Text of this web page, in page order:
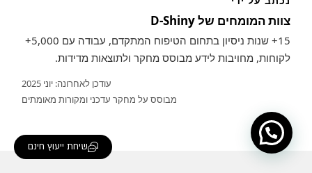
צוות המומחים של D-Shiny
15+ שנות ניסיון בתחום הטיפוח המתקדם, עבודה עם 5,000+
לקוחות, מחויבות לידע מבוסס מחקר ולתוצאות מדידות.
עודכן לאחרונה: יוני 2025
מבוסס על מחקר עדכני ומקורות מאומתים
שיחת ייעוץ חינם